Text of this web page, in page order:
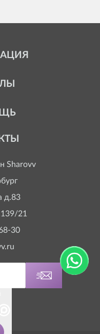
Sharovv
д.83
21
30